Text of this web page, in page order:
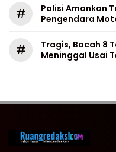
#
Polisi Amankan
Pengendara
#
Tragis, Bocah 8
Meninggal Usai